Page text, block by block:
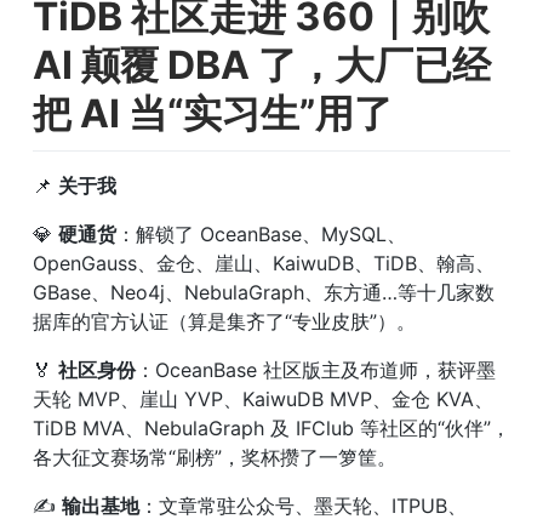
TiDB 社区走进 360｜别吹
AI 颠覆 DBA 了，大厂已经
把 AI 当“实习生”用了
📌 关于我
💎 硬通货：解锁了 OceanBase、MySQL、
OpenGauss、金仓、崖山、KaiwuDB、TiDB、翰高、
GBase、Neo4j、NebulaGraph、东方通…等十几家数
据库的官方认证（算是集齐了“专业皮肤”）。
🏅 社区身份：OceanBase 社区版主及布道师，获评墨
天轮 MVP、崖山 YVP、KaiwuDB MVP、金仓 KVA、
TiDB MVA、NebulaGraph 及 IFClub 等社区的“伙伴”，
各大征文赛场常“刷榜”，奖杯攒了一箩筐。
✍️ 输出基地：文章常驻公众号、墨天轮、ITPUB、